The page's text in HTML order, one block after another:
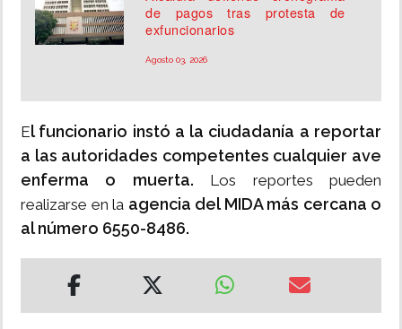
de pagos tras protesta de
exfuncionarios
Agosto 03, 2026
El funcionario instó a la ciudadanía a reportar
a las autoridades competentes cualquier ave
enferma o muerta. Los reportes pueden
realizarse en la agencia del MIDA más cercana o
al número 6550-8486.